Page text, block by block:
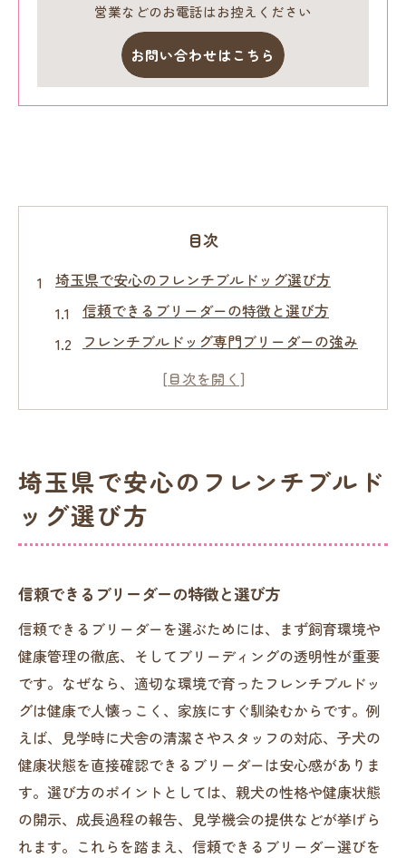
営業などのお電話はお控えください
お問い合わせはこちら
目次
埼玉県で安心のフレンチブルドッグ選び方
信頼できるブリーダーの特徴と選び方
フレンチブルドッグ専門ブリーダーの強み
埼玉県で人気のブリーダー比較ポイント
安心して迎えるためのブリーダー選びガイ
ド
ーを
フレンチブルドッグブリーダー選びで重視
すべき点
信頼されるブリーダーのサポート体制とは
ブリーダーから迎えるメリットと注意点
有名フレンチブルドッグブリーダーの評判
調査
里親募集や譲渡情報を活用したブリーダー
選び
埼玉県で安心のフレンチブルド
ッグ選び方
信頼できるブリーダーの特徴と選び方
信頼できるブリーダーを選ぶためには、まず飼育環境や
健康管理の徹底、そしてブリーディングの透明性が重要
です。なぜなら、適切な環境で育ったフレンチブルドッ
グは健康で人懐っこく、家族にすぐ馴染むからです。例
えば、見学時に犬舎の清潔さやスタッフの対応、子犬の
健康状態を直接確認できるブリーダーは安心感がありま
す。選び方のポイントとしては、親犬の性格や健康状態
の開示、成長過程の報告、見学機会の提供などが挙げら
れます。これらを踏まえ、信頼できるブリーダー選びを